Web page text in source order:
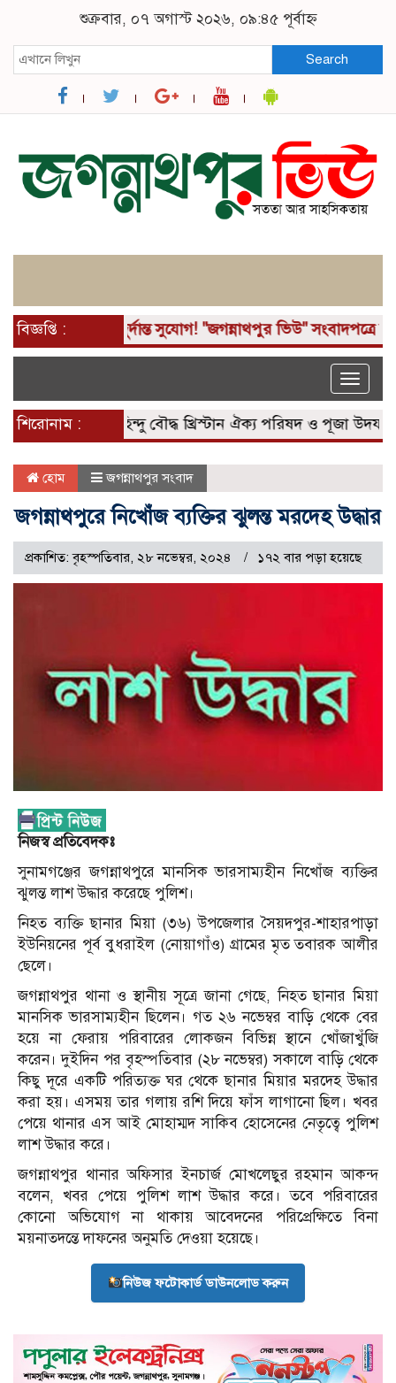
শুক্রবার, ০৭ অগাস্ট ২০২৬, ০৯:৪৫ পূর্বাহ্ন
Search
বিজ্ঞপ্তি :
একটি দুর্দান্ত সুযোগ! "জগন্নাথপুর ভিউ" সংবাদপত্রে জরুরী
Toggle
শিরোনাম :পাশে হিন্দু বৌদ্ধ খ্রিস্টান ঐক্য পরিষদ ও পূজা উদযাপন
হোম জগন্নাথপুর সংবাদ
জগন্নাথপুরে নিখোঁজ ব্যক্তির ঝুলন্ত মরদেহ উদ্ধার
প্রকাশিত: বৃহস্পতিবার, ২৮ নভেম্বর, ২০২৪ ১৭২ বার পড়া হয়েছে
নিজস্ব প্রতিবেদকঃ
সুনামগঞ্জের জগন্নাথপুরে মানসিক ভারসাম্যহীন নিখোঁজ ব্যক্তির
ঝুলন্ত লাশ উদ্ধার করেছে পুলিশ।
নিহত ব্যক্তি ছানার মিয়া (৩৬) উপজেলার সৈয়দপুর-শাহারপাড়া
ইউনিয়নের পূর্ব বুধরাইল (নোয়াগাঁও) গ্রামের মৃত তবারক আলীর
ছেলে।
জগন্নাথপুর থানা ও স্থানীয় সূত্রে জানা গেছে, নিহত ছানার মিয়া
মানসিক ভারসাম্যহীন ছিলেন। গত ২৬ নভেম্বর বাড়ি থেকে বের
হয়ে না ফেরায় পরিবারের লোকজন বিভিন্ন স্থানে খোঁজাখুঁজি
করেন। দুইদিন পর বৃহস্পতিবার (২৮ নভেম্বর) সকালে বাড়ি থেকে
কিছু দূরে একটি পরিত্যক্ত ঘর থেকে ছানার মিয়ার মরদেহ উদ্ধার
করা হয়। এসময় তার গলায় রশি দিয়ে ফাঁস লাগানো ছিল। খবর
পেয়ে থানার এস আই মোহাম্মদ সাকিব হোসেনের নেতৃত্বে পুলিশ
লাশ উদ্ধার করে।
জগন্নাথপুর থানার অফিসার ইনচার্জ মোখলেছুর রহমান আকন্দ
বলেন, খবর পেয়ে পুলিশ লাশ উদ্ধার করে। তবে পরিবারের
কোনো অভিযোগ না থাকায় আবেদনের পরিপ্রেক্ষিতে বিনা
ময়নাতদন্তে দাফনের অনুমতি দেওয়া হয়েছে।
নিউজ ফটোকার্ড ডাউনলোড করুন